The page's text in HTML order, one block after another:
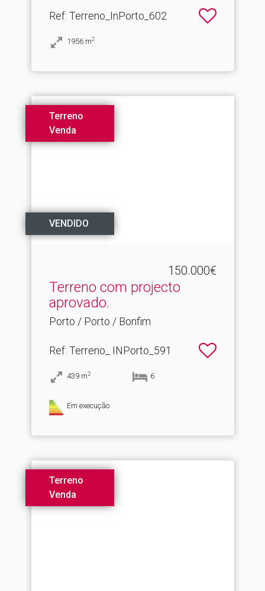
Ref: Terreno_InPorto_602
1956 m2
Terreno
Venda
VENDIDO
150.000€
Terreno com projecto
aprovado.​
Porto / Porto / Bonfim
Ref: Terreno_ INPorto_591
439 m2 6
Em execução
Terreno
Venda